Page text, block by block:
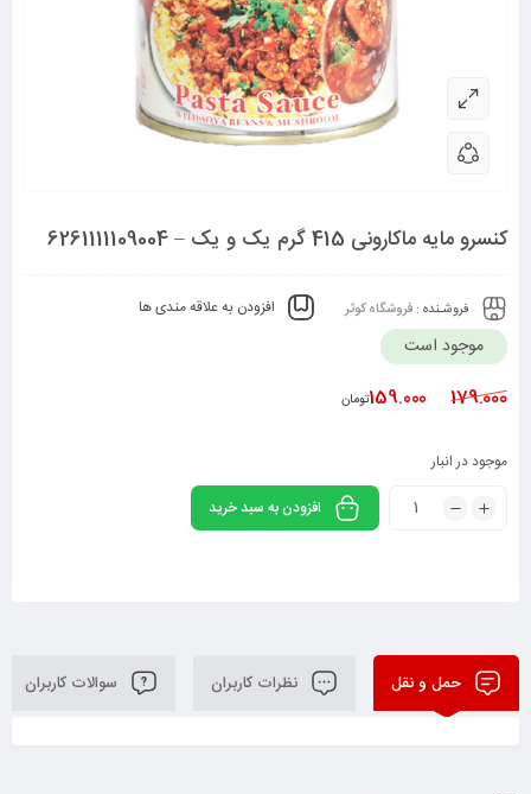
کنسرو مایه ماکارونی 415 گرم یک و یک – 6261111109004
فروشـنده : فروشگاه کوثر افزودن به علاقه مندی ها
موجود است
179.000
159.000تومان
موجود در انبار
افزودن به سبد خرید
حمل و نقل نظرات کاربران سوالات کاربران